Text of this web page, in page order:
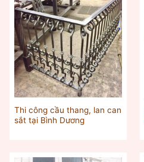
Thi công cầu thang, lan can
sắt tại Bình Dương